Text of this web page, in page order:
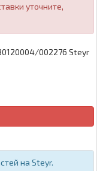
уточните,
на Steyr.